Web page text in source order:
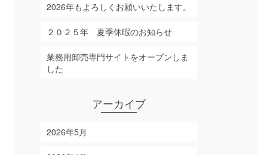
2026年もよろしくお願いいたします。
２０２５年 夏季休暇のお知らせ
業務用卸売専門サイトをオープンしま
した
アーカイブ
2026年5月